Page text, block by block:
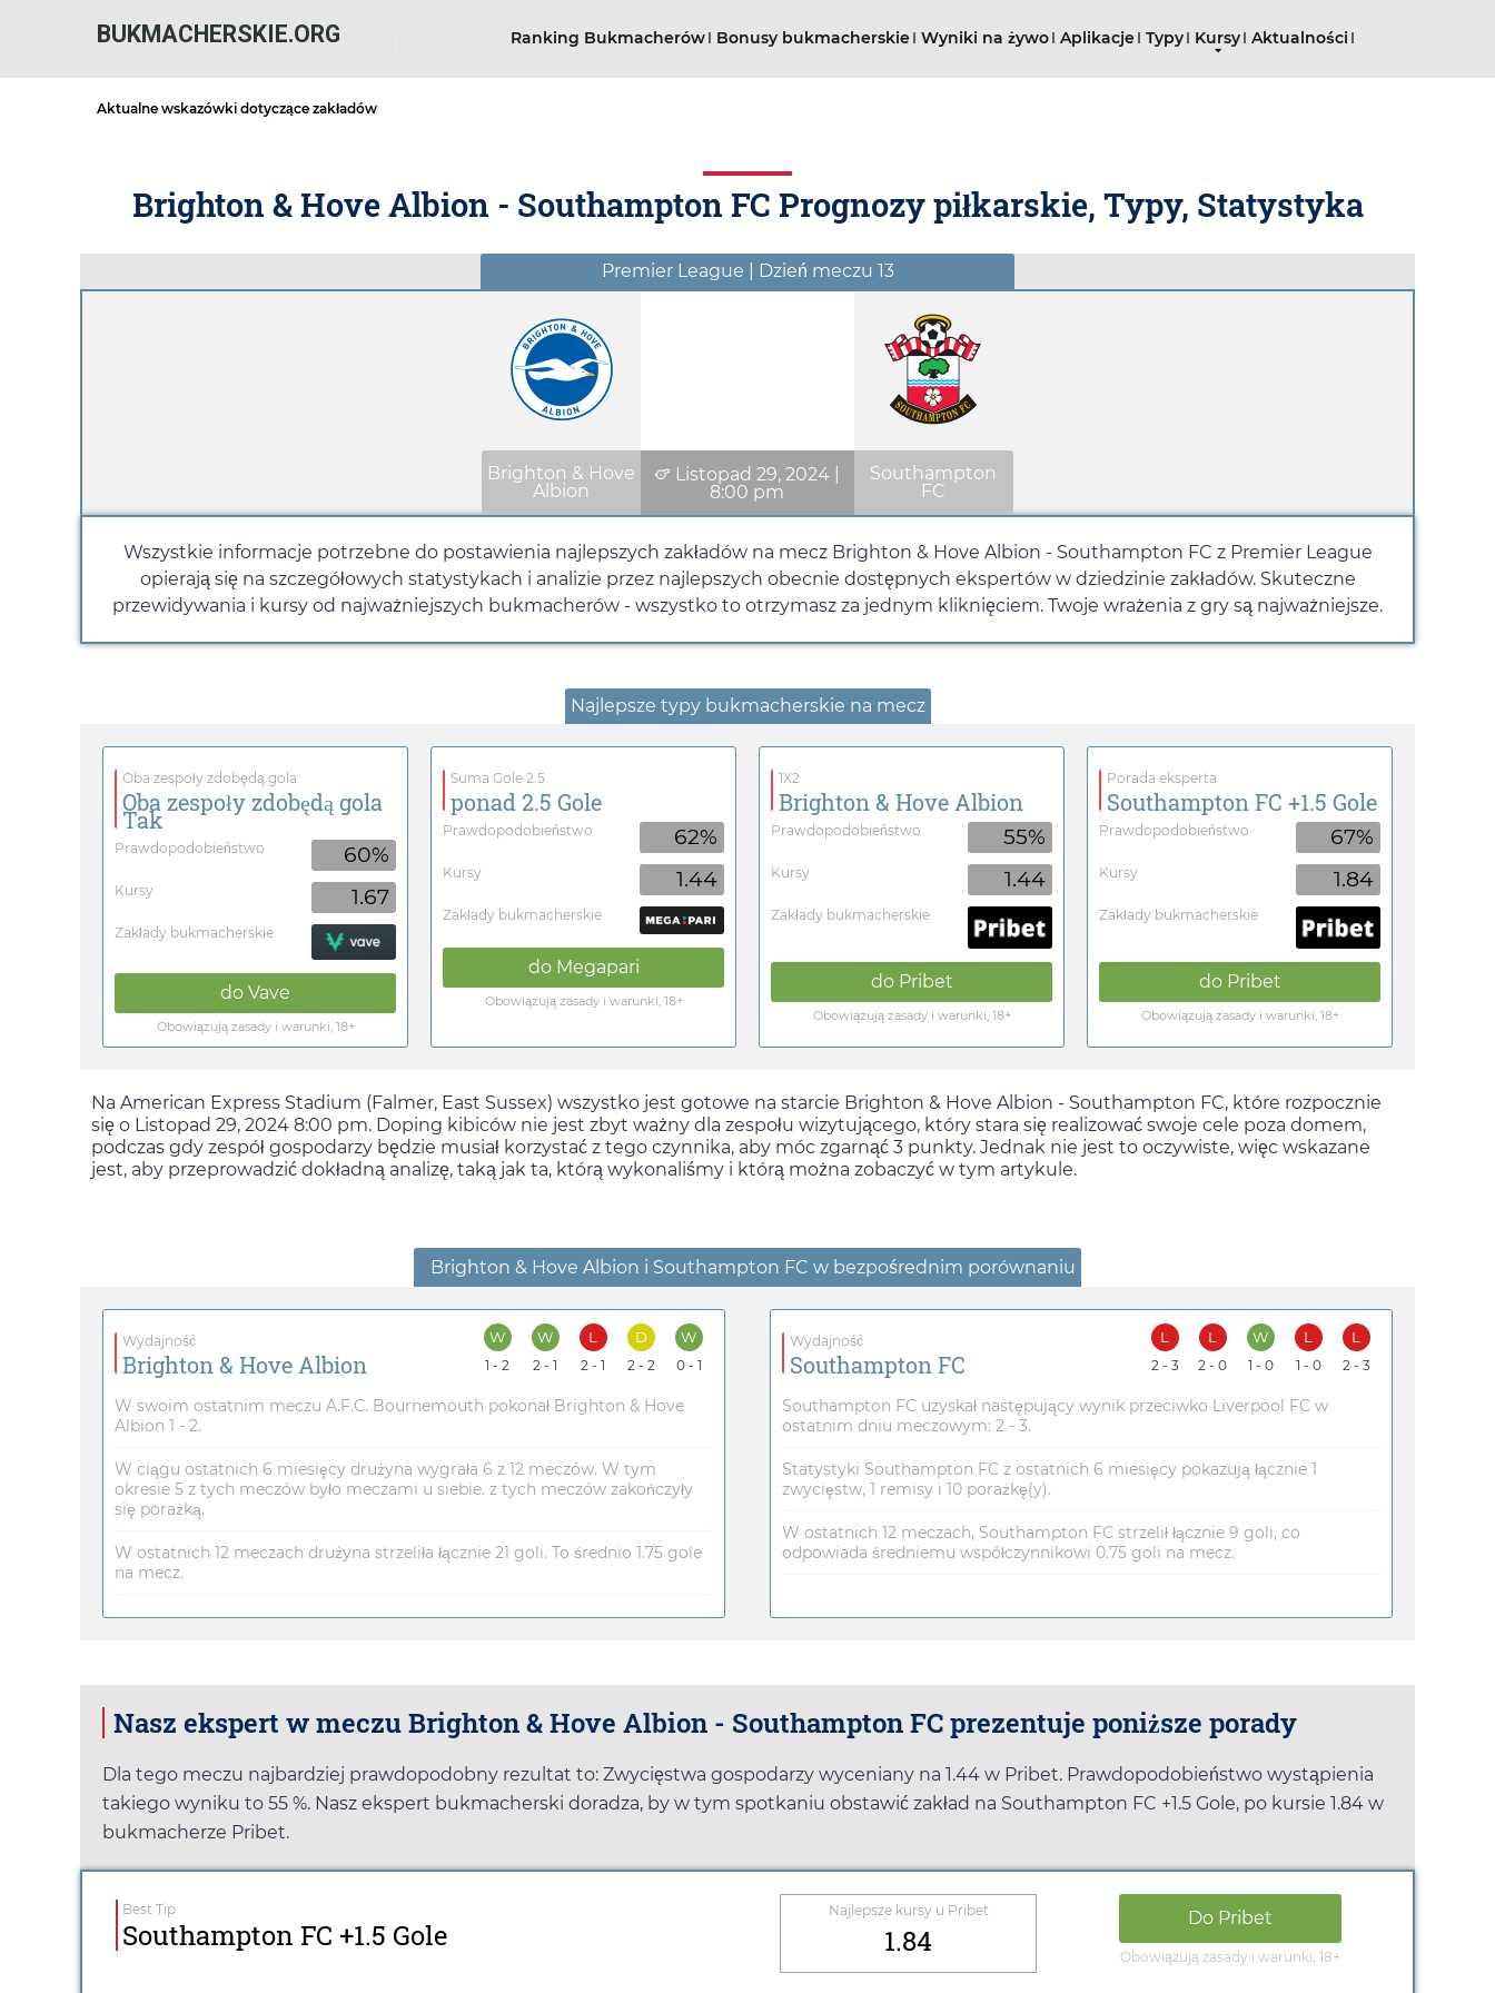
BUKMACHERSKIE.ORG Ranking Bukmacherów Bonusy bukmacherskie Wyniki na żywo Aplikacje Typy Kursy Aktualności
Aktualne wskazówki dotyczące zakładów
Brighton & Hove Albion - Southampton FC Prognozy piłkarskie, Typy, Statystyka
Premier League | Dzień meczu 13
Brighton & Hove
Albion
Listopad 29, 2024
8:00 pm
Southampton
FC
Wszystkie informacje potrzebne do postawienia najlepszych zakładów na mecz Brighton & Hove Albion - Southampton FC z Premier League
opierają się na szczegółowych statystykach i analizie przez najlepszych obecnie dostępnych ekspertów w dziedzinie zakładów. Skuteczne
przewidywania i kursy od najważniejszych bukmacherów - wszystko to otrzymasz za jednym kliknięciem. Twoje wrażenia z gry są najważniejsze.
Najlepsze typy bukmacherskie na mecz
Oba zespoły zdobędą gola
Oba zespoły zdobędą gola
Tak
Prawdopodobieństwo 60%
Kursy 1.67
Zakłady bukmacherskie
do Vave
Obowiązują zasady i warunki, 18+
Suma Gole 2.5
ponad 2.5 Gole
Prawdopodobieństwo 62%
Kursy 1.44
Zakłady bukmacherskie
do Megapari
Obowiązują zasady i warunki, 18+
1X2
Brighton & Hove Albion
Prawdopodobieństwo 55%
Kursy 1.44
Zakłady bukmacherskie
do Pribet
Obowiązują zasady i warunki, 18+
Porada eksperta
Southampton FC +1.5 Gole
Prawdopodobieństwo 67%
Kursy 1.84
Zakłady bukmacherskie
do Pribet
Obowiązują zasady i warunki, 18+
Na American Express Stadium (Falmer, East Sussex) wszystko jest gotowe na starcie Brighton & Hove Albion - Southampton FC, które rozpocznie
się o Listopad 29, 2024 8:00 pm. Doping kibiców nie jest zbyt ważny dla zespołu wizytującego, który stara się realizować swoje cele poza domem,
podczas gdy zespół gospodarzy będzie musiał korzystać z tego czynnika, aby móc zgarnąć 3 punkty. Jednak nie jest to oczywiste, więc wskazane
jest, aby przeprowadzić dokładną analizę, taką jak ta, którą wykonaliśmy i którą można zobaczyć w tym artykule.
Brighton & Hove Albion i Southampton FC w bezpośrednim porównaniu
Wydajność
Brighton & Hove Albion
W
1 - 2
W
2 - 1
L
2 - 1
D
2 - 2
W
0 - 1
W swoim ostatnim meczu A.F.C. Bournemouth pokonał Brighton & Hove
Albion 1 - 2.
W ciągu ostatnich 6 miesięcy drużyna wygrała 6 z 12 meczów. W tym
okresie 5 z tych meczów było meczami u siebie. z tych meczów zakończyły
się porażką.
W ostatnich 12 meczach drużyna strzeliła łącznie 21 goli. To średnio 1.75 gole
na mecz.
Wydajność
Southampton FC
L
2 - 3
L
2 - 0
W
1 - 0
L
1 - 0
L
2 - 3
Southampton FC uzyskał następujący wynik przeciwko Liverpool FC w
ostatnim dniu meczowym: 2 - 3.
Statystyki Southampton FC z ostatnich 6 miesięcy pokazują łącznie 1
zwycięstw, 1 remisy i 10 porażkę(y).
W ostatnich 12 meczach, Southampton FC strzelił łącznie 9 goli, co
odpowiada średniemu współczynnikowi 0.75 goli na mecz.
Nasz ekspert w meczu Brighton & Hove Albion - Southampton FC prezentuje poniższe porady
Dla tego meczu najbardziej prawdopodobny rezultat to: Zwycięstwa gospodarzy wyceniany na 1.44 w Pribet. Prawdopodobieństwo wystąpienia
takiego wyniku to 55 %. Nasz ekspert bukmacherski doradza, by w tym spotkaniu obstawić zakład na Southampton FC +1.5 Gole, po kursie 1.84 w
bukmacherze Pribet.
Best Tip
Southampton FC +1.5 Gole
Najlepsze kursy u Pribet
1.84
Do Pribet
Obowiązują zasady i warunki, 18+